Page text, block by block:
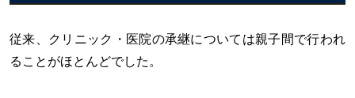
従来、クリニック・医院の承継については親子間で行われ
ることがほとんどでした。